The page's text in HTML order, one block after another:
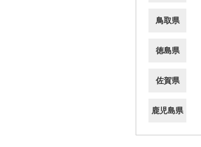
鳥取県
徳島県
佐賀県
鹿児島県